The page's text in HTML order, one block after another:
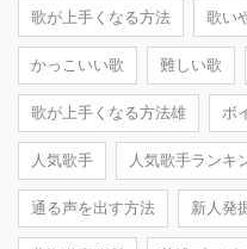
歌が上手くなる方法 歌い
かっこいい歌 難しい歌
歌が上手くなる方法雄 ボ
人気歌手 人気歌手ランキ
通る声を出す方法 新人発